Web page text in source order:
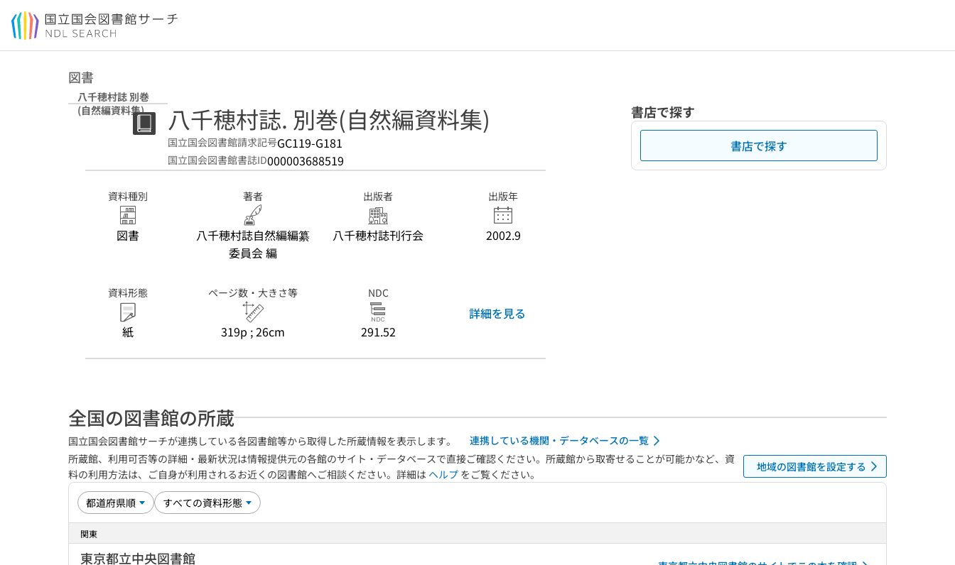
本文へ移動
図書
八千穂村誌 別巻
(自然編資料集)
八千穂村誌. 別巻(自然編資料集)
国立国会図書館請求記号GC119-G181
国立国会図書館書誌ID000003688519
資料種別
図書
著者
八千穂村誌自然編編纂
委員会 編
出版者
八千穂村誌刊行会
出版年
2002.9
資料形態
紙
ページ数・大きさ等
319p ; 26cm
NDC
291.52
詳細を見る
書店で探す
書店で探す
全国の図書館の所蔵
国立国会図書館サーチが連携している各図書館等から取得した所蔵情報を表示します。
連携している機関・データベースの一覧
所蔵館、利用可否等の詳細・最新状況は情報提供元の各館のサイト・データベースで直接ご確認ください。所蔵館から取寄せることが可能かなど、資
料の利用方法は、ご自身が利用されるお近くの図書館へご相談ください。詳細は ヘルプ をご覧ください。
地域の図書館を設定する
関東
東京都立中央図書館